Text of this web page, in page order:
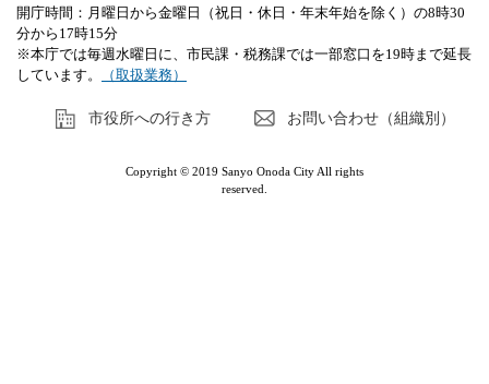
開庁時間：月曜日から金曜日（祝日・休日・年末年始を除く）の8時30
分から17時15分
※本庁では毎週水曜日に、市民課・税務課では一部窓口を19時まで延長
しています。
（取扱業務）
市役所への行き方 お問い合わせ（組織別）
Copyright © 2019 Sanyo Onoda City All rights
reserved.